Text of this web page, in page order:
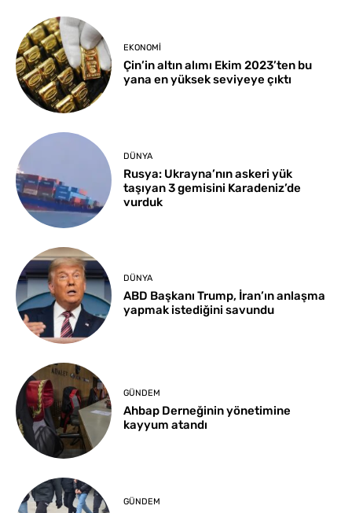
EKONOMI
Çin’in altın alımı Ekim 2023’ten bu
yana en yüksek seviyeye çıktı
DÜNYA
Rusya: Ukrayna’nın askeri yük
taşıyan 3 gemisini Karadeniz’de
vurduk
DÜNYA
ABD Başkanı Trump, İran’ın anlaşma
yapmak istediğini savundu
GÜNDEM
Ahbap Derneğinin yönetimine
kayyum atandı
GÜNDEM